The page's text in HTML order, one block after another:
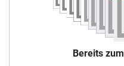
Bereits